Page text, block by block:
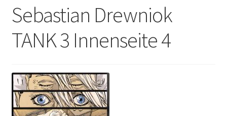
Sebastian Drewniok
TANK 3 Innenseite 4